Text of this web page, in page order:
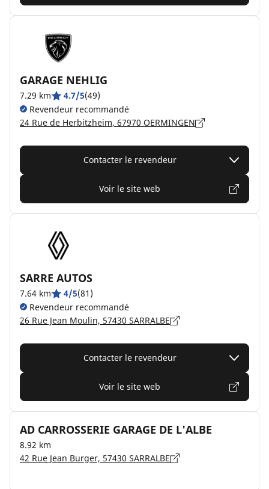
GARAGE NEHLIG
7.29 km 4.7/5(49)
Revendeur recommandé
24 Rue de Herbitzheim, 67970 OERMINGEN
Contacter le revendeur
Voir le site web
SARRE AUTOS
7.64 km 4/5(81)
Revendeur recommandé
26 Rue Jean Moulin, 57430 SARRALBE
Contacter le revendeur
Voir le site web
AD CARROSSERIE GARAGE DE L'ALBE
8.92 km
42 Rue Jean Burger, 57430 SARRALBE